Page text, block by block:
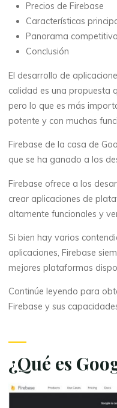
Precios de Firebase
Características
Panorama
Conclusión
El desarrollo de
calidad es una propuesta
pero lo que es más
potente y con muchas
Firebase de la casa de
que se ha ganado a los
Firebase ofrece a los
crear aplicaciones de
altamente funcionales y
Si bien hay varios
aplicaciones, Firebase
mejores plataformas
Continúe leyendo para
Firebase y sus
¿Qué es